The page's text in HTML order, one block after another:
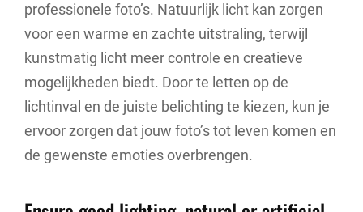
professionele foto’s. Natuurlijk licht kan zorgen
voor een warme en zachte uitstraling, terwijl
kunstmatig licht meer controle en creatieve
mogelijkheden biedt. Door te letten op de
lichtinval en de juiste belichting te kiezen, kun je
ervoor zorgen dat jouw foto’s tot leven komen en
de gewenste emoties overbrengen.